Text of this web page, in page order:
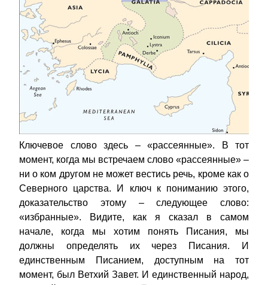
Ключевое слово здесь – «рассеянные». В тот
момент, когда мы встречаем слово «рассеянные» –
ни о ком другом не может вестись речь, кроме как о
Северного царства. И ключ к пониманию этого,
доказательство этому – следующее слово:
«избранные». Видите, как я сказал в самом
начале, когда мы хотим понять Писания, мы
должны определять их через Писания. И
единственным Писанием, доступным на тот
момент, был Ветхий Завет. И единственный народ,